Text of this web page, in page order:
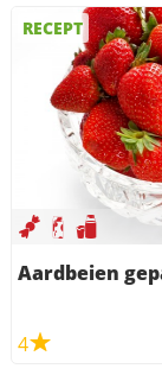
RECEPT
Aardbeien
4